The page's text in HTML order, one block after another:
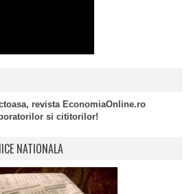
revista EconomiaOnline.ro
si cititorilor!
NATIONALA